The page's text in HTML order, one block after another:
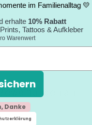
an.
im Familienalltag 💛
erhalte 10% Rabatt
Tattoos & Aufkleber
Warenwert
Danke